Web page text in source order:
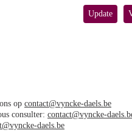
Update
op contact@vyncke-daels.be
consulter: contact@vyncke-
daels.be